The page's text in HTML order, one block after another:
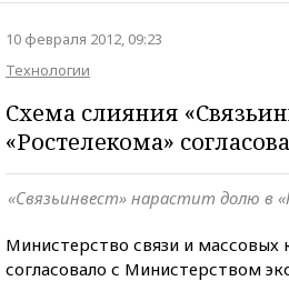
10 февраля 2012, 09:23
Технологии
Схема слияния
«Ростелекома»
«Связьинвест» нарастит долю в
Министерство связи и
согласовало с Министерством